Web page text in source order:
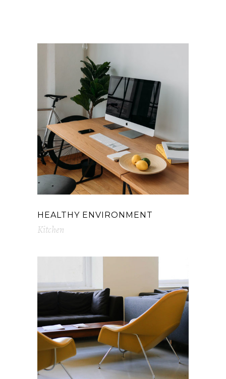
HEALTHY ENVIRONMENT
Kitchen